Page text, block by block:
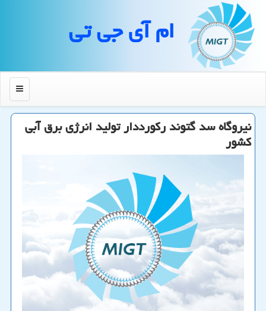
ام آی جی تی
منو
نیروگاه سد گتوند ركورددار تولید انرژی برق آبی
كشور